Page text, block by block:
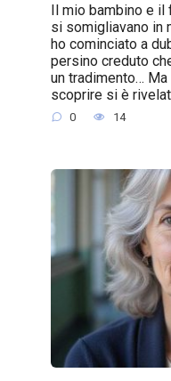
Il mio bambino e il
si somigliavano in
ho cominciato a
persino creduto
un tradimento…
scoprire si è
0 14